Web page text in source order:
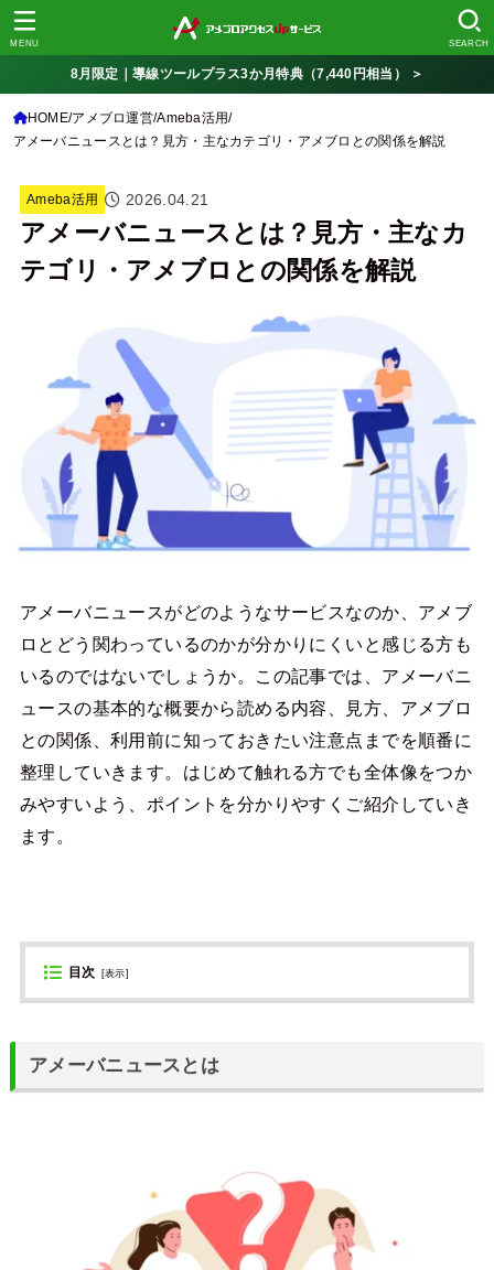
SEARCH
MENU
8月限定｜導線ツールプラス3か月特典（7,440円相当） ＞
HOME アメブロ運営 Ameba活用
アメーバニュースとは？見方・主なカテゴリ・アメブロとの関係を解説
Ameba活用 2026.04.21
アメーバニュースとは？見方・主なカ
テゴリ・アメブロとの関係を解説
アメーバニュースがどのようなサービスなのか、アメブ
ロとどう関わっているのかが分かりにくいと感じる方も
いるのではないでしょうか。この記事では、アメーバニ
ュースの基本的な概要から読める内容、見方、アメブロ
との関係、利用前に知っておきたい注意点までを順番に
整理していきます。はじめて触れる方でも全体像をつか
みやすいよう、ポイントを分かりやすくご紹介していき
ます。
目次 [表示]
アメーバニュースとは